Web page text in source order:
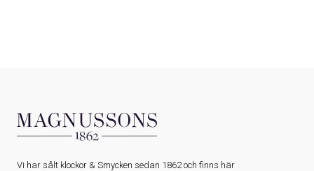
Vi har sålt klockor & Smycken sedan 1862 och finns här